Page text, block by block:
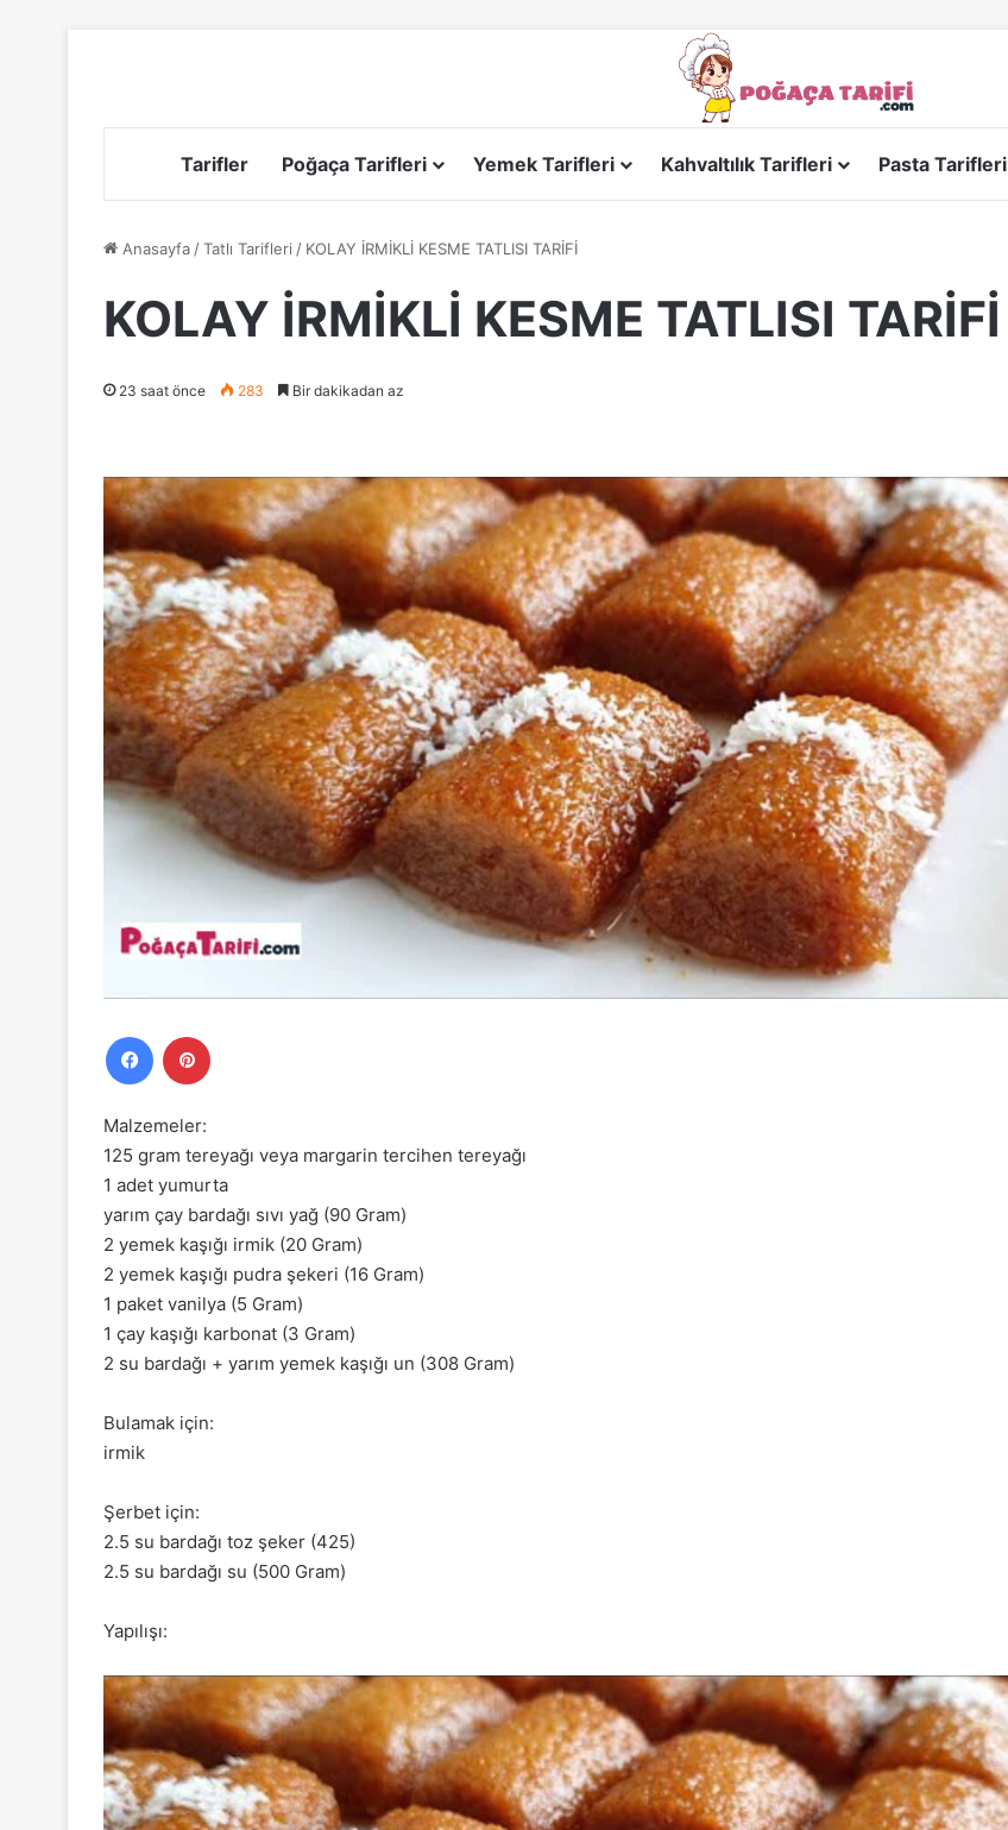
Tarifler Poğaça Tarifleri Yemek Tarifleri Kahvaltılık Tarifleri Pasta Tarifleri
Anasayfa /Tatlı Tarifleri / KOLAY İRMİKLİ KESME TATLISI TARİFİ
KOLAY İRMİKLİ KESME TATLISI TARİFİ
23 saat önce 283 Bir dakikadan az
Facebook
Malzemeler:
125 gram tereyağı veya margarin tercihen tereyağı
1 adet yumurta
yarım çay bardağı sıvı yağ (90 Gram)
2 yemek kaşığı irmik (20 Gram)
2 yemek kaşığı pudra şekeri (16 Gram)
1 paket vanilya (5 Gram)
1 çay kaşığı karbonat (3 Gram)
2 su bardağı + yarım yemek kaşığı un (308 Gram)
Bulamak için:
irmik
Şerbet için:
2.5 su bardağı toz şeker (425)
2.5 su bardağı su (500 Gram)
Yapılışı: